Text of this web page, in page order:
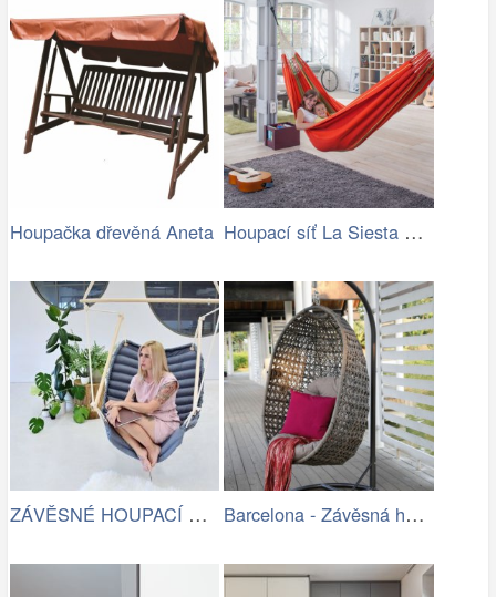
Houpačka dřevěná Aneta Houpací síť La Siesta Flora Family …
ZÁVĚSNÉ HOUPACÍ KŘESLO CHILLO, ŠEDÉ Barcelona - Závěsná houpačka (šedá)